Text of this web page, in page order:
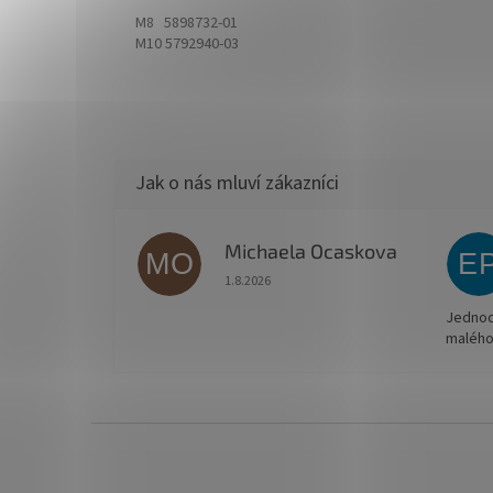
M8 5898732-01
M10 5792940-03
MO Michaela Ocaskova
Hodnocení obchodu je 5 z 5 hvězdiček.
1.8.2026